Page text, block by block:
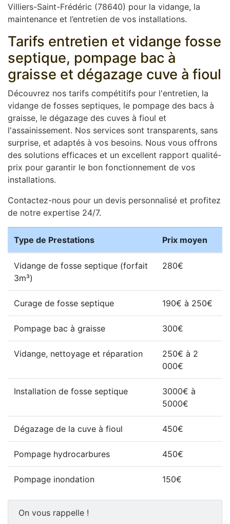
Villiers-Saint-Frédéric (78640) pour la vidange, la
maintenance et l’entretien de vos installations.
Tarifs entretien et vidange fosse
septique, pompage bac à
graisse et dégazage cuve à fioul
Découvrez nos tarifs compétitifs pour l'entretien, la
vidange de fosses septiques, le pompage des bacs à
graisse, le dégazage des cuves à fioul et
l'assainissement. Nos services sont transparents, sans
surprise, et adaptés à vos besoins. Nous vous offrons
des solutions efficaces et un excellent rapport qualité-
prix pour garantir le bon fonctionnement de vos
installations.
Contactez-nous pour un devis personnalisé et profitez
de notre expertise 24/7.
Type de Prestations Prix moyen
Vidange de fosse septique (forfait
3m³)
280€
Curage de fosse septique 190€ à 250€
Pompage bac à graisse 300€
Vidange, nettoyage et réparation
250€ à 2
000€
Installation de fosse septique
3000€ à
5000€
Dégazage de la cuve à fioul 450€
Pompage hydrocarbures 450€
Pompage inondation 150€
On vous rappelle !